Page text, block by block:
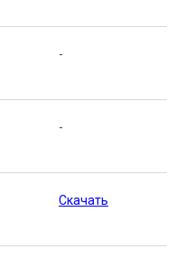
-
-
Скачать